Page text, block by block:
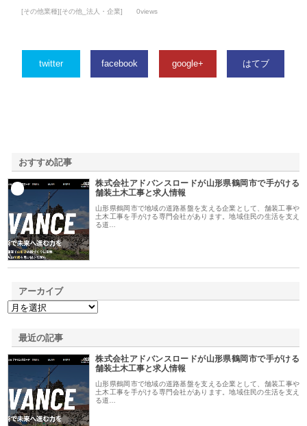
[その他業種][その他_法人・企業] 0views
twitter facebook google+ はてブ
おすすめ記事
株式会社アドバンスロードが山形県鶴岡市で手がける
舗装土木工事と求人情報
山形県鶴岡市で地域の道路基盤を支える企業として、舗装工事や
土木工事を手がける専門会社があります。地域住民の生活を支え
る道…
アーカイブ
最近の記事
株式会社アドバンスロードが山形県鶴岡市で手がける
舗装土木工事と求人情報
山形県鶴岡市で地域の道路基盤を支える企業として、舗装工事や
土木工事を手がける専門会社があります。地域住民の生活を支え
る道…